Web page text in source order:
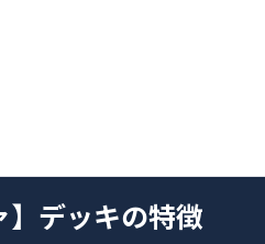
】デッキの特徴